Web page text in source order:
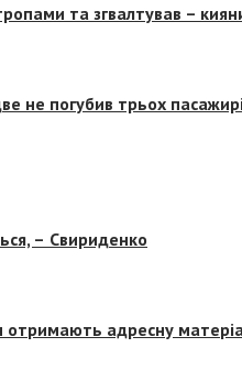
та згвалтував –
не погубив трьох
– Свириденко
адресну